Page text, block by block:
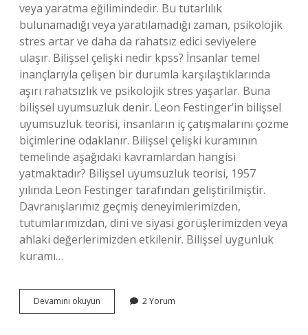
veya yaratma eğilimindedir. Bu tutarlılık
bulunamadığı veya yaratılamadığı zaman, psikolojik
stres artar ve daha da rahatsız edici seviyelere
ulaşır. Bilişsel çelişki nedir kpss? İnsanlar temel
inançlarıyla çelişen bir durumla karşılaştıklarında
aşırı rahatsızlık ve psikolojik stres yaşarlar. Buna
bilişsel uyumsuzluk denir. Leon Festinger’in bilişsel
uyumsuzluk teorisi, insanların iç çatışmalarını çözme
biçimlerine odaklanır. Bilişsel çelişki kuramının
temelinde aşağıdaki kavramlardan hangisi
yatmaktadır? Bilişsel uyumsuzluk teorisi, 1957
yılında Leon Festinger tarafından geliştirilmiştir.
Davranışlarımız geçmiş deneyimlerimizden,
tutumlarımızdan, dini ve siyasi görüşlerimizden veya
ahlaki değerlerimizden etkilenir. Bilişsel uygunluk
kuramı…
Devamını okuyun
Çelişki
2 Yorum